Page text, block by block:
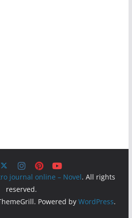
journal online – Novel. All rights
reserved.
Powered by WordPress.